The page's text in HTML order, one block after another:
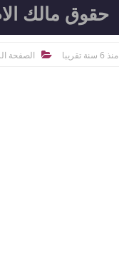
حقوق مالك
منذ 6 سنة تقريبا  الصفحة